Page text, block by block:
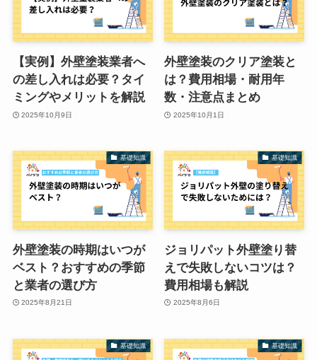
【実例】外壁塗装業者へ
の差し入れは必要？タイ
ミングやメリットを解説
2025年10月9日
外壁塗装のクリア塗装と
は？費用相場・耐用年
数・注意点まとめ
2025年10月1日
基礎知識
外壁塗装の時期はいつが
ベスト？おすすめの季節
と業者の選び方
2025年8月21日
基礎知識
ジョリパット外壁塗り替
えで失敗しないコツは？
費用相場も解説
2025年8月6日
基礎知識 基礎知識